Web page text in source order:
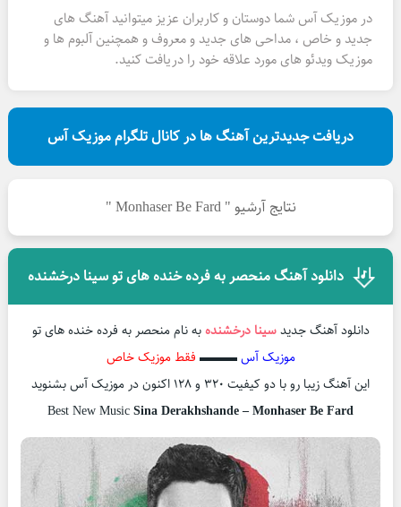
در موزیک آس شما دوستان و کاربران عزیز میتوانید آهنگ های
جدید و خاص ، مداحی های جدید و معروف و همچنین آلبوم ها و
موزیک ویدئو های مورد علاقه خود را دریافت کنید.
دریافت جدیدترین آهنگ ها در کانال تلگرام موزیک آس
نتایج آرشیو " Monhaser Be Fard "
دانلود آهنگ منحصر به فرده خنده های تو سینا درخشنده
دانلود آهنگ جدیدسینا درخشندهبه نام منحصر به فرده خنده های تو
موزیک آس▬▬▬ فقط موزیک خاص
این آهنگ زیبا رو با دو کیفیت ۳۲۰ و ۱۲۸ اکنون در موزیک آس بشنوید
Best New MusicSina Derakhshande – Monhaser Be Fard